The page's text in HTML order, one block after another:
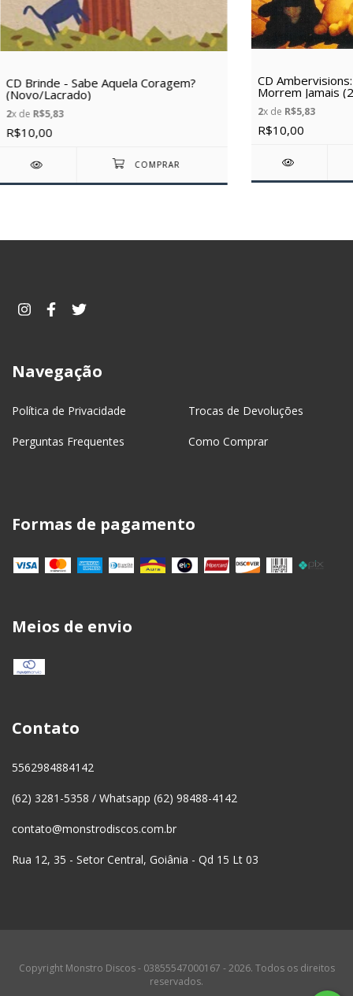
CD Brinde - Sabe Aquela Coragem?
(Novo/Lacrado)
2x de R$5,83
R$10,00
CD
Morrem Jamais
(Novo/Lacrado)
2x de R$5,83
R$10,00
Navegação
Política de Privacidade Trocas de Devoluções
Perguntas Frequentes Como Comprar
Formas de pagamento
Meios de envio
Contato
5562984884142
(62) 3281-5358 / Whatsapp (62) 98488-4142
contato@monstrodiscos.com.br
Rua 12, 35 - Setor Central, Goiânia - Qd 15 Lt 03
Copyright Monstro Discos - 03855547000167 - 2026. Todos os direitos
reservados.